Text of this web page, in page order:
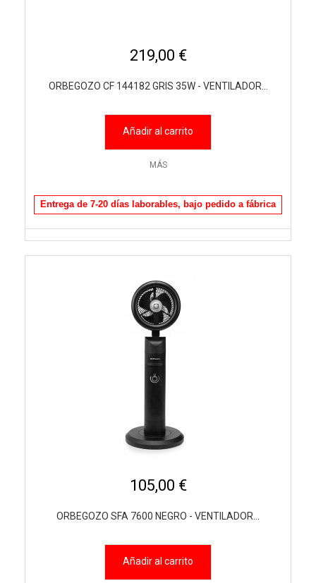
219,00 €
ORBEGOZO CF 144182 GRIS 35W - VENTILADOR...
Añadir al carrito
MÁS
Entrega de 7-20 días laborables, bajo pedido a fábrica
105,00 €
ORBEGOZO SFA 7600 NEGRO - VENTILADOR...
Añadir al carrito